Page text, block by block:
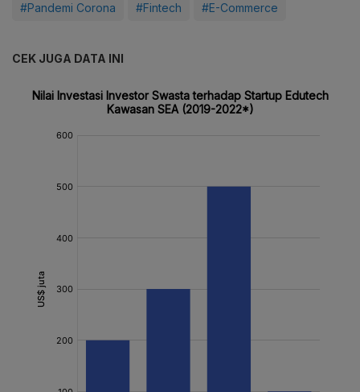
#Pandemi Corona #Fintech #E-Commerce
CEK JUGA DATA INI